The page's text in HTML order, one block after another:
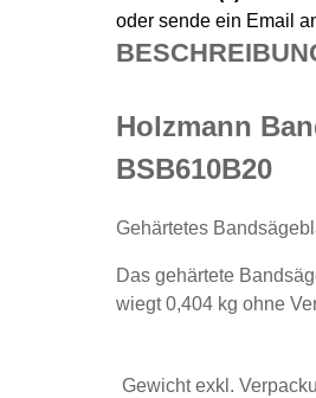
oder sende ein Email
Holzmann
BSB610B20
Gehärtetes
Das gehärtete
wiegt 0,404 kg ohne
Gewicht exkl.